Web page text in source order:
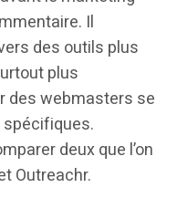
Il
des outils plus
plus
des webmasters se
deux que l’on
Outreachr.